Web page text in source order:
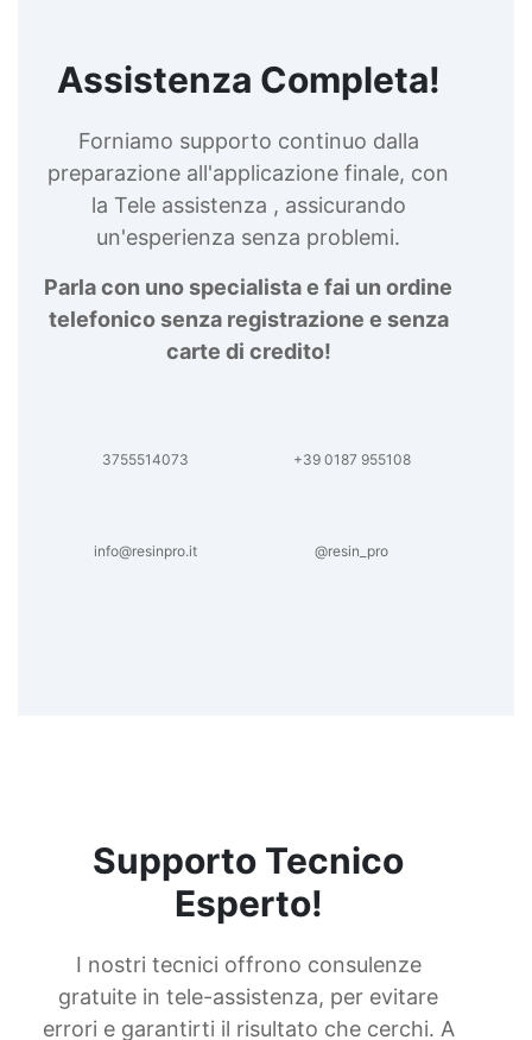
Assistenza Completa!
Forniamo supporto continuo dalla
preparazione all'applicazione finale, con
la Tele assistenza , assicurando
un'esperienza senza problemi.
Parla con uno specialista e fai un ordine
telefonico senza registrazione e senza
carte di credito!
3755514073 +39 0187 955108
info@resinpro.it @resin_pro
Supporto Tecnico
Esperto!
I nostri tecnici offrono consulenze
gratuite in tele-assistenza, per evitare
errori e garantirti il risultato che cerchi. A